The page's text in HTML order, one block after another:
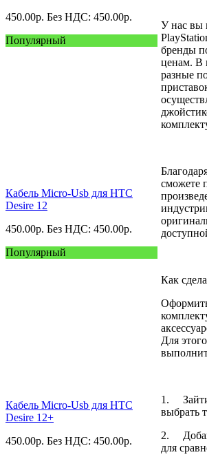
450.00р. Без НДС: 450.00р.
Популярный
Кабель Micro-Usb для HTC
Desire 12
450.00р. Без НДС: 450.00р.
Популярный
Кабель Micro-Usb для HTC
Desire 12+
450.00р. Без НДС: 450.00р.
У нас вы
бренды
ценам. В
разные
сможете
Как
Для
1.
выбрать
2.
для